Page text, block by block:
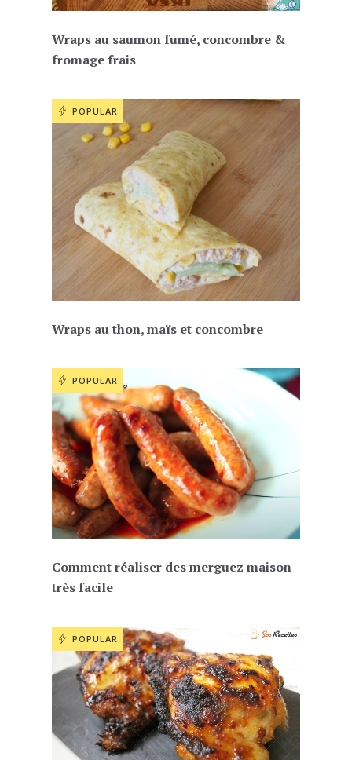
Wraps au saumon fumé, concombre &
fromage frais
POPULAR
Wraps au thon, maïs et concombre
POPULAR
Comment réaliser des merguez maison
très facile
POPULAR